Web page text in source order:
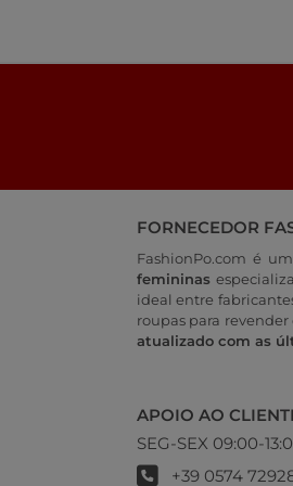
FORNECEDOR
FashionPo.com é
femininas
ideal entre
roupas para
atualizado com as
APOIO AO
SEG-SEX 09:00-
+39 0574